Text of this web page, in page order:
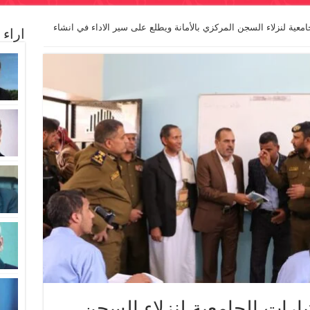
لنزلاء السجن المركزي بالأمانة ويطلع على سير الاداء في انشاء اراء